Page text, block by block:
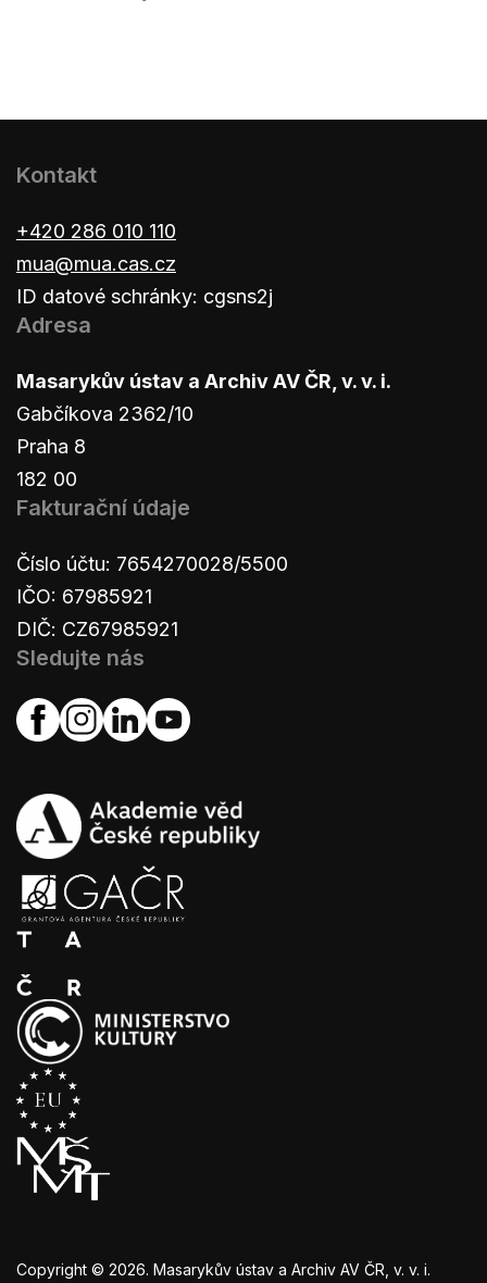
Kontakt
+420 286 010 110
mua@mua.cas.cz
ID datové schránky: cgsns2j
Adresa
Masarykův ústav a Archiv AV ČR, v. v. i.
Gabčíkova 2362/10
Praha 8
182 00
Fakturační údaje
Číslo účtu: 7654270028/5500
IČO: 67985921
DIČ: CZ67985921
Sledujte nás
Copyright © 2026. Masarykův ústav a Archiv AV ČR, v. v. i.